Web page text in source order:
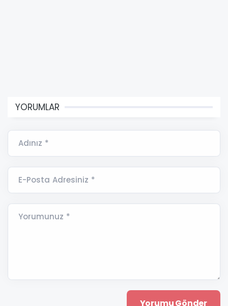
YORUMLAR
Adınız *
E-Posta Adresiniz *
Yorumunuz *